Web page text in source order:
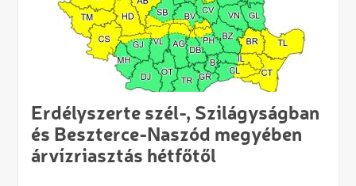
Erdélyszerte szél-, Szilágyságban
és Beszterce-Naszód megyében
árvízriasztás hétfőtől